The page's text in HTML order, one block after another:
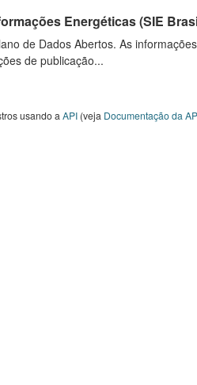
Energéticas (SIE
de Dados Abertos. As
de publicação...
usando a API(veja Documentação da